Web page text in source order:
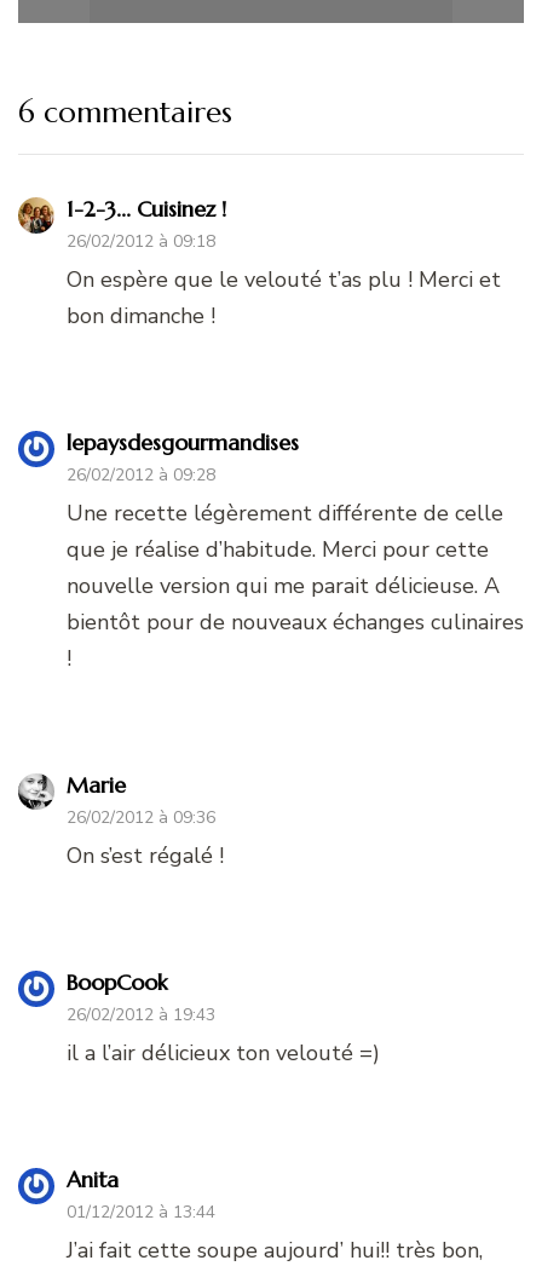
6 commentaires
1-2-3... Cuisinez !
26/02/2012 à 09:18
On espère que le velouté t’as plu ! Merci et
bon dimanche !
lepaysdesgourmandises
26/02/2012 à 09:28
Une recette légèrement différente de celle
que je réalise d’habitude. Merci pour cette
nouvelle version qui me parait délicieuse. A
bientôt pour de nouveaux échanges culinaires
!
Marie
26/02/2012 à 09:36
On s’est régalé !
BoopCook
26/02/2012 à 19:43
il a l’air délicieux ton velouté =)
Anita
01/12/2012 à 13:44
J’ai fait cette soupe aujourd’ hui!! très bon,